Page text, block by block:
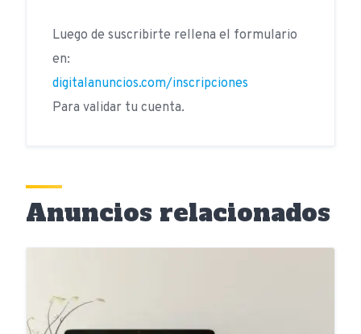
Luego de suscribirte rellena el formulario
en:
digitalanuncios.com/inscripciones
Para validar tu cuenta.
Anuncios relacionados